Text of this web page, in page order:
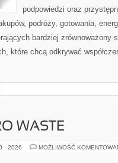
podpowiedzi oraz
podróży, gotowania,
bardziej zrównoważony
które chcą odkrywać
WASTE
- 2026 MOŻLIWOŚĆ